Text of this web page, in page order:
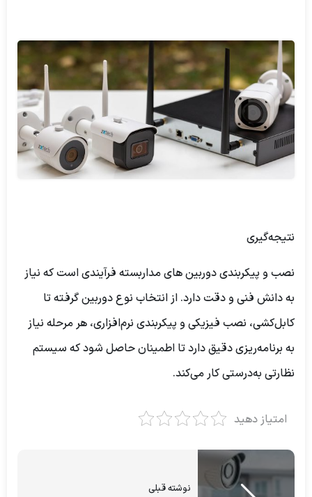
نتیجه‌گیری
نصب و پیکربندی دوربین های مداربسته فرآیندی است که نیاز
به دانش فنی و دقت دارد. از انتخاب نوع دوربین گرفته تا
کابل‌کشی، نصب فیزیکی و پیکربندی نرم‌افزاری، هر مرحله نیاز
به برنامه‌ریزی دقیق دارد تا اطمینان حاصل شود که سیستم
نظارتی به‌درستی کار می‌کند.
امتیاز دهید
نوشته قبلی